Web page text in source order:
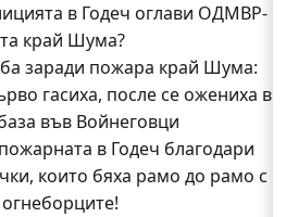
в Годеч оглави ОДМВР-
Видин
край Шума?
и Део сред първите
пожара край Шума (СНИМКИ)
в Годеч благодари
които бяха рамо до рамо с
огнеборците!
край Шума?
заради пожара край Шума:
гасиха, после се ожениха в
във Войнеговци
в Годеч благодари
които бяха рамо до рамо с
огнеборците!